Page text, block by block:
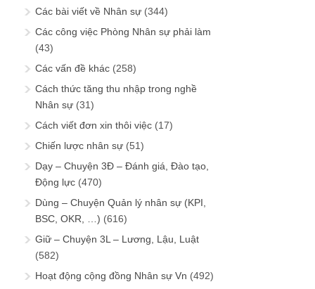
Các bài viết về Nhân sự (344)
Các công việc Phòng Nhân sự phải làm
(43)
Các vấn đề khác (258)
Cách thức tăng thu nhập trong nghề
Nhân sự (31)
Cách viết đơn xin thôi việc (17)
Chiến lược nhân sự (51)
Dạy – Chuyện 3Đ – Đánh giá, Đào tạo,
Động lực (470)
Dùng – Chuyện Quản lý nhân sự (KPI,
BSC, OKR, …) (616)
Giữ – Chuyện 3L – Lương, Lậu, Luật
(582)
Hoạt động cộng đồng Nhân sự Vn (492)